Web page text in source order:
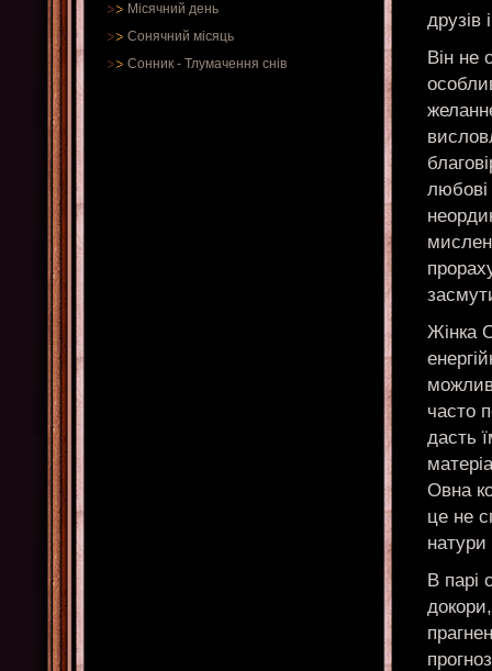
Місячний день
Сонячний місяць
Сонник - Тлумачення снів
друзів
Він не
любові
Жінка
часто
дасть
Овна
це не
В парі